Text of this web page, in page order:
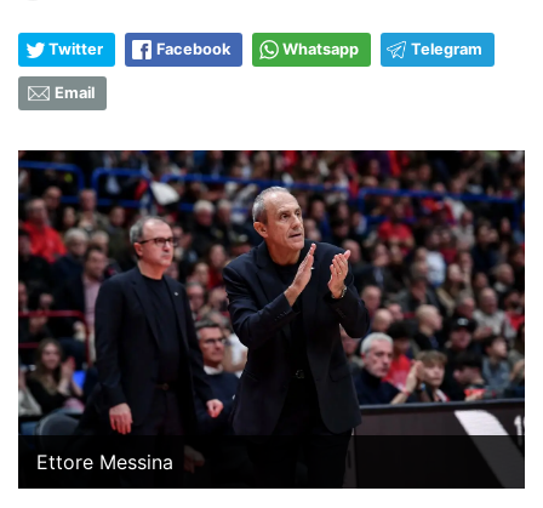
Twitter Facebook Whatsapp Telegram
Email
Ettore Messina